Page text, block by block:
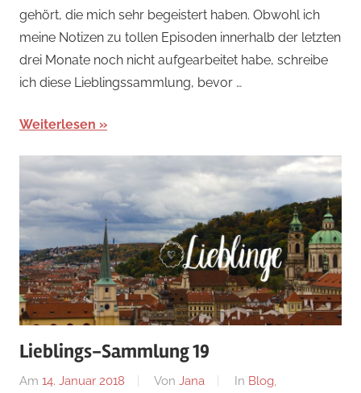
gehört, die mich sehr begeistert haben. Obwohl ich
meine Notizen zu tollen Episoden innerhalb der letzten
drei Monate noch nicht aufgearbeitet habe, schreibe
ich diese Lieblingssammlung, bevor …
Weiterlesen
Lieblings-Sammlung 19
Am 14. Januar 2018 Von Jana In Blog,